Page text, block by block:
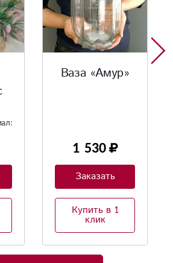
Мягкая
8 160
Заказать
Купить в 1
клик